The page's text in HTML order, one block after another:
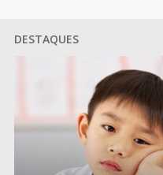
DESTAQUES